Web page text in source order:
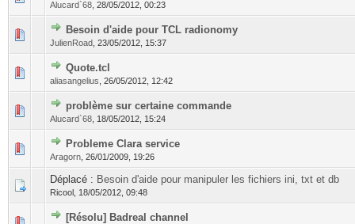
Alucard`68 28/05/2012, 00:23
Besoin d'aide pour TCL radionomy
JulienRoad 23/05/2012, 15:37
Quote.tcl
aliasangelius 26/05/2012, 12:42
problème sur certaine commande
Alucard`68 18/05/2012, 15:24
Probleme Clara service
Aragorn 26/01/2009, 19:26
Déplacé : Besoin d'aide pour manipuler les fichiers ini, txt et db
Ricool, 18/05/2012, 09:48
[Résolu] Badreal channel